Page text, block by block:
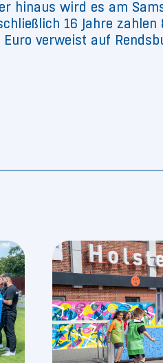
hinaus wird es am
16 Jahre
verweist auf